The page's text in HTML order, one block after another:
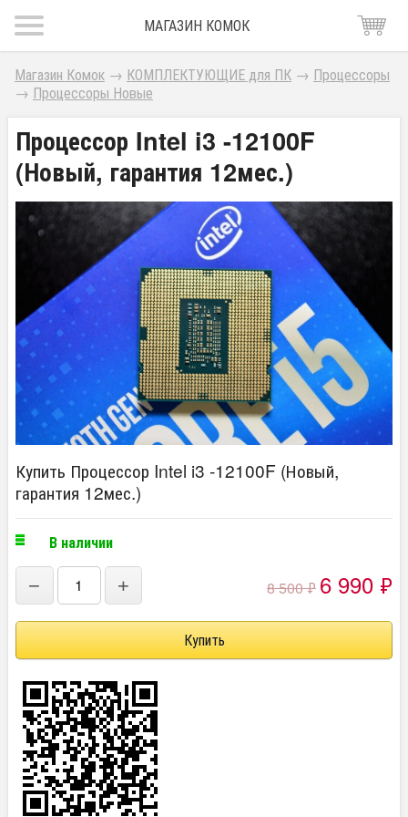
МАГАЗИН КОМОК
Магазин Комок → КОМПЛЕКТУЮЩИЕ для ПК → Процессоры
→ Процессоры Новые
Процессор Intel i3 -12100F
(Новый, гарантия 12мес.)
Купить Процессор Intel i3 -12100F (Новый,
гарантия 12мес.)
В наличии
− + 8 500₽ 6 990 ₽